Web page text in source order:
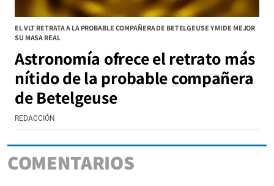
EL VLT RETRATA A LA PROBABLE COMPAÑERA DE BETELGEUSE Y MIDE MEJOR
SU MASA REAL
Astronomía ofrece el retrato más
nítido de la probable compañera
de Betelgeuse
REDACCIÓN
COMENTARIOS